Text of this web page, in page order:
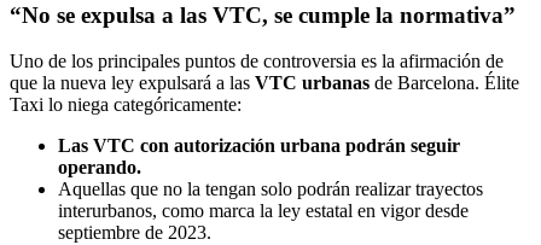
“No se expulsa a las VTC, se cumple la normativa”
Uno de los principales puntos de controversia es la afirmación de
que la nueva ley expulsará a las VTC urbanas de Barcelona. Élite
Taxi lo niega categóricamente:
Las VTC con autorización urbana podrán seguir
operando.
Aquellas que no la tengan solo podrán realizar trayectos
interurbanos, como marca la ley estatal en vigor desde
septiembre de 2023.